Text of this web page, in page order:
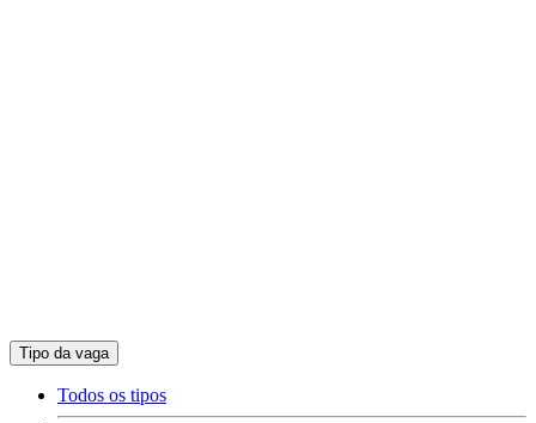
Tipo da vaga
Todos os tipos